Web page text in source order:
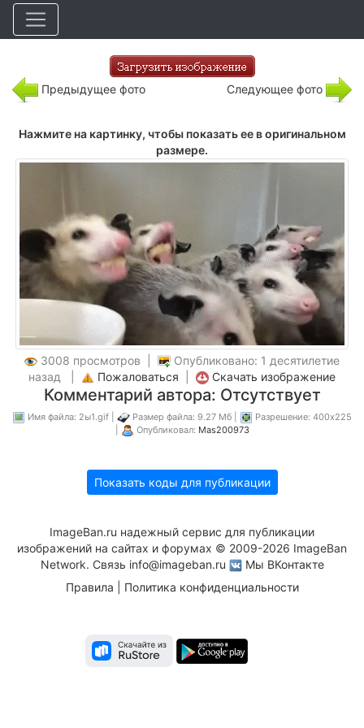
Предыдущее фото Следующее фото
Нажмите на картинку, чтобы показать ее в оригинальном
размере.
3008 просмотров |
Опубликовано: 1 десятилетие
назад |
Пожаловаться Скачать изображение
Комментарий автора: Отсутствует
Имя файла: 2ы1.gif | Размер файла: 9.27 Мб |
Разрешение: 400x225
Опубликовал: Mas200973
Показать коды для публикации
ImageBan.ru надежный сервис для публикации
изображений на сайтах и форумах © 2009-2026 ImageBan
Network. Связь info@imageban.ru
Мы ВКонтакте
Правила
Политика конфиденциальности